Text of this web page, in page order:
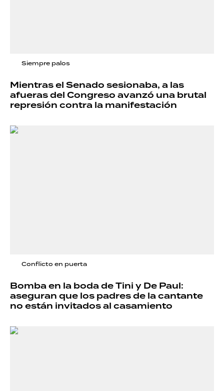
Siempre palos
Mientras el Senado sesionaba, a las
afueras del Congreso avanzó una brutal
represión contra la manifestación
Conflicto en puerta
Bomba en la boda de Tini y De Paul:
aseguran que los padres de la cantante
no están invitados al casamiento